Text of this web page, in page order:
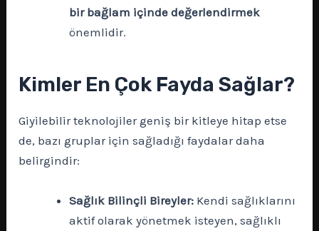
bir bağlam içinde değerlendirmek
önemlidir.
Kimler En Çok Fayda Sağlar?
Giyilebilir teknolojiler geniş bir kitleye hitap etse
de, bazı gruplar için sağladığı faydalar daha
belirgindir:
Sağlık Bilinçli Bireyler: Kendi sağlıklarını
aktif olarak yönetmek isteyen, sağlıklı